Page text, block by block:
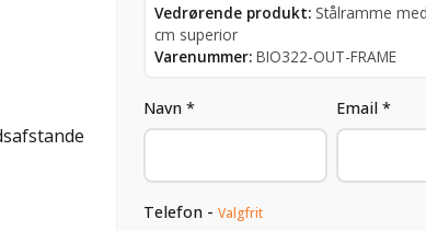
Vedrørende produkt: Stålramme
cm superior
Varenummer: BIO322-OUT-FRAME
Navn * Email *
Telefon - Valgfrit